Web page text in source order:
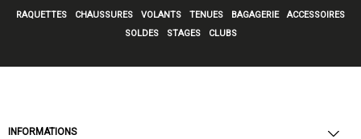
RAQUETTES CHAUSSURES VOLANTS TENUES BAGAGERIE
ACCESSOIRES
SOLDES
STAGES CLUBS
INFORMATIONS